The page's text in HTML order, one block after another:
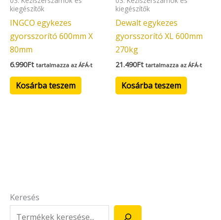
Keresés
kiegészítők
INGCO egykezes
gyorsszorító 600mm X
80mm
6.990Ft tartalmazza az ÁFÁ-t
Kosárba teszem
kiegészítők
Dewalt egykezes
gyorsszorító XL 600mm
270kg
21.490Ft tartalmazza az ÁFÁ-t
Kosárba teszem